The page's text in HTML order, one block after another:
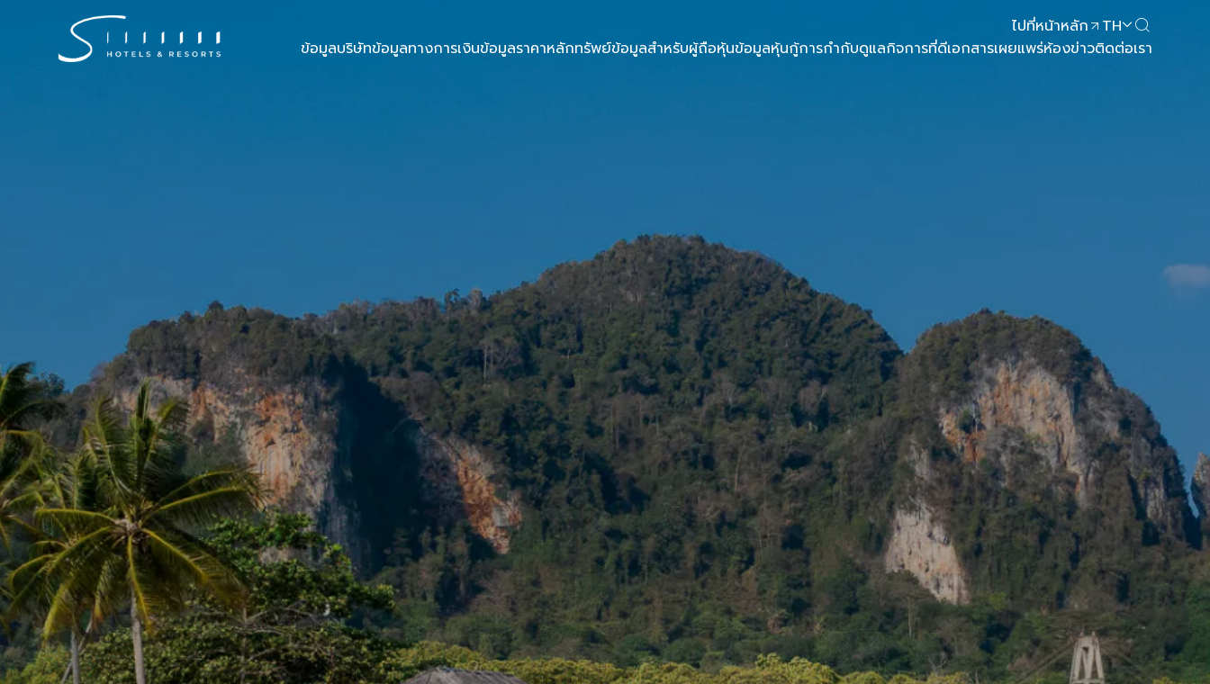
ไปที่หน้าหลัก
TH
ข้อมูลบริษัทข้อมูลทางการเงินข้อมูลราคาหลักทรัพย์ข้อมูลสำหรับผู้ถือหุ้นข้อมูลหุ้นกู้การกำกับดูแลกิจการที่ดีเอกสารเผยแพร่ห้องข่าวติดต่อเรา